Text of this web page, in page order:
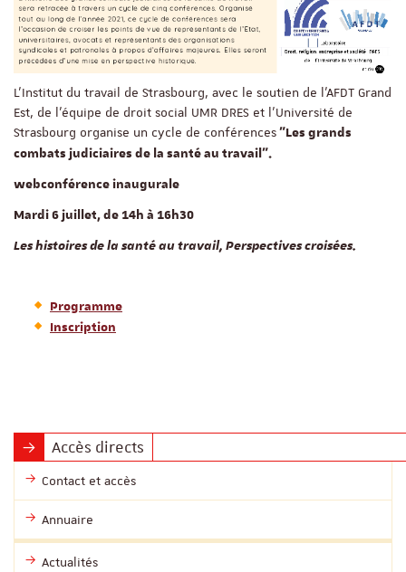
L'Institut du travail de Strasbourg, avec le soutien de l'AFDT Grand
Est, de l’équipe de droit social UMR DRES et l'Université de
Strasbourg organise un cycle de conférences"Les grands
combats judiciaires de la santé au travail".
webconférence inaugurale
Mardi 6 juillet, de 14h à 16h30
Les histoires de la santé au travail, Perspectives croisées.
Programme
Inscription
Accès directs
Contact et accès
Annuaire
Actualités